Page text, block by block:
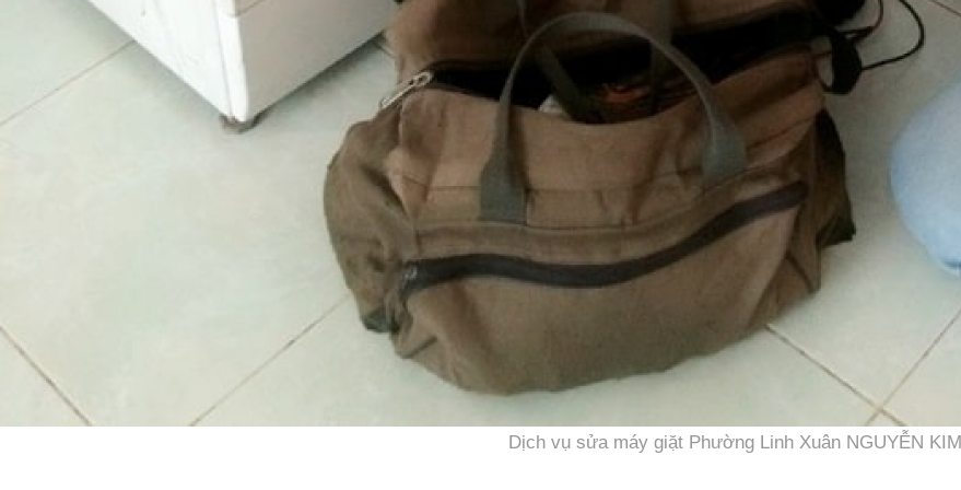
Dịch vụ sửa máy giặt Phường Linh Xuân NGUYỄN KIM